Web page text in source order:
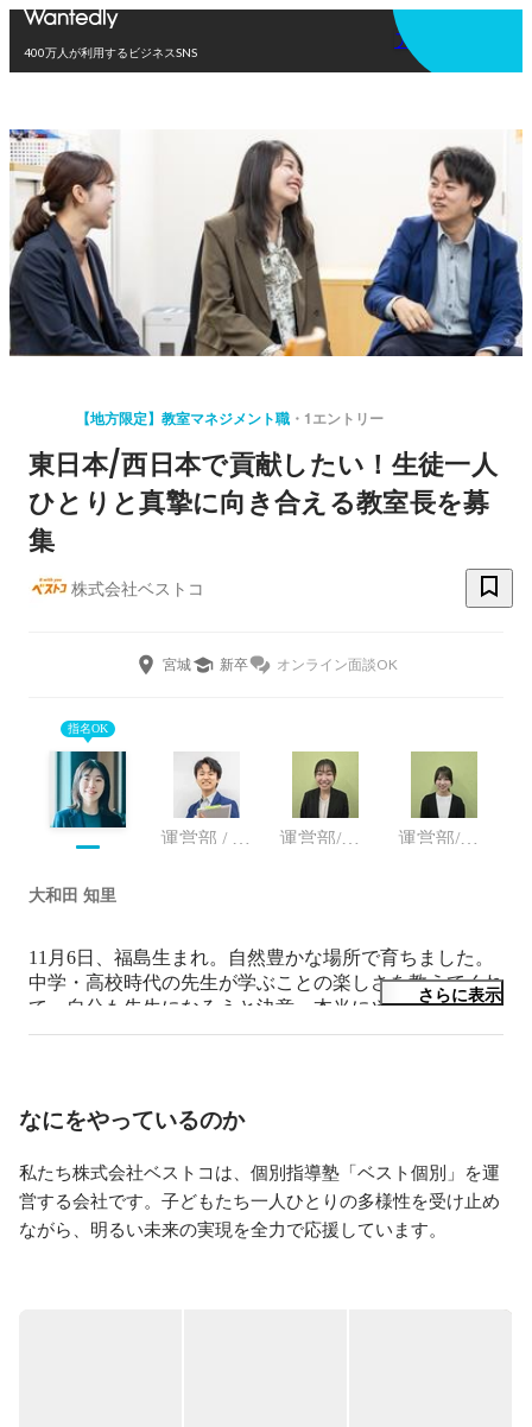
400万人が利用するビジネスSNS
アプリを使う
【地方限定】教室マネジメント職 1エントリー
東日本/西日本で貢献したい！生徒一人
ひとりと真摯に向き合える教室長を募
集
株式会社ベストコ
宮城 新卒 オンライン面談OK
指名OK
運営部 / ベスト個別 運営部/ベスト個別 運営部/ベスト個別
大和田 知里
11月6日、福島生まれ。自然豊かな場所で育ちました。
中学・高校時代の先生が学ぶことの楽しさを教えてくれ
て、自分も先生になろうと決意。本当にやりたい教育に
ついて考えていくうちに、子どもたちの夢や目標を全力
趣味は国内旅行、スタバの新作を飲む、おジャ魔女どれ
みのガチャガチャを見つけたら回すこと。
さらに表示
なにをやっているのか
私たち株式会社ベストコは、個別指導塾「ベスト個別」を運
営する会社です。子どもたち一人ひとりの多様性を受け止め
ながら、明るい未来の実現を全力で応援しています。